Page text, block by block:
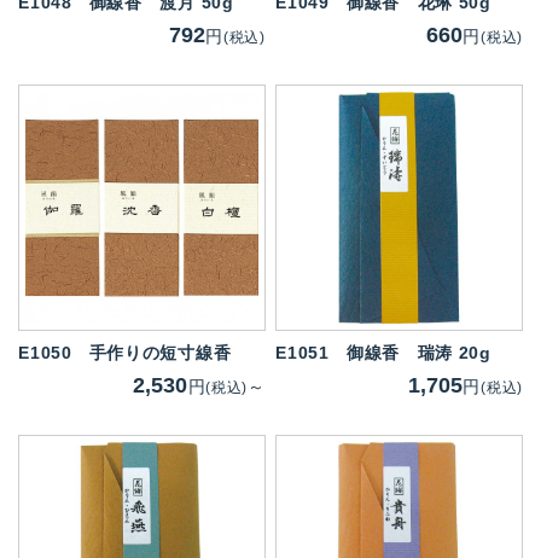
792円(税込) 660円(税込)
E1050 手作りの短寸線香
2,530円(税込) ～
E1051 御線香 瑞涛 20g
1,705円(税込)